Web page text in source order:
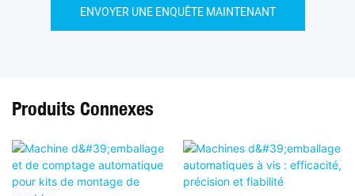
ENVOYER UNE ENQUÊTE MAINTENANT
Produits Connexes